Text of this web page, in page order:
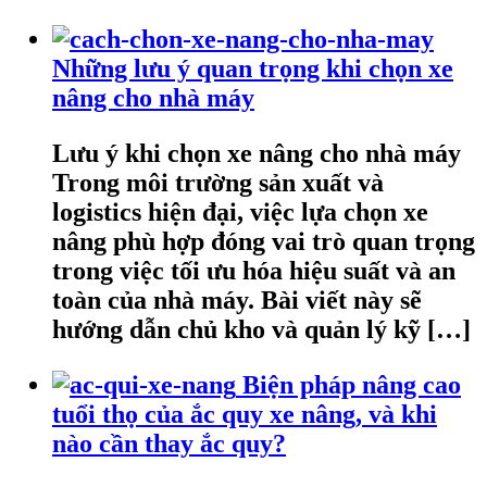
Những lưu ý quan trọng khi chọn xe
nâng cho nhà máy
Lưu ý khi chọn xe nâng cho nhà máy
Trong môi trường sản xuất và
logistics hiện đại, việc lựa chọn xe
nâng phù hợp đóng vai trò quan trọng
trong việc tối ưu hóa hiệu suất và an
toàn của nhà máy. Bài viết này sẽ
hướng dẫn chủ kho và quản lý kỹ […]
Biện pháp nâng cao
tuổi thọ của ắc quy xe nâng, và khi
nào cần thay ắc quy?